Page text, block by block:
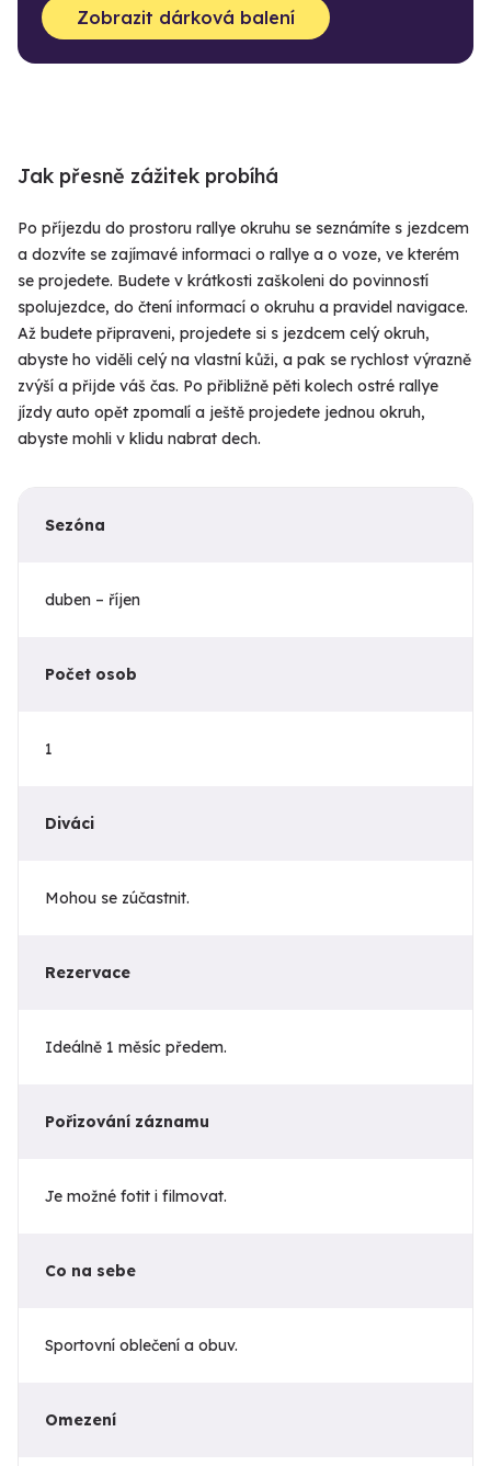
Zobrazit dárková balení
Jak přesně zážitek probíhá
Po příjezdu do prostoru rallye okruhu se seznámíte s jezdcem
a dozvíte se zajímavé informaci o rallye a o voze, ve kterém
se projedete. Budete v krátkosti zaškoleni do povinností
spolujezdce, do čtení informací o okruhu a pravidel navigace.
Až budete připraveni, projedete si s jezdcem celý okruh,
abyste ho viděli celý na vlastní kůži, a pak se rychlost výrazně
zvýší a přijde váš čas. Po přibližně pěti kolech ostré rallye
jízdy auto opět zpomalí a ještě projedete jednou okruh,
abyste mohli v klidu nabrat dech.
Sezóna
duben – říjen
Počet osob
1
Diváci
Mohou se zúčastnit.
Rezervace
Ideálně 1 měsíc předem.
Pořizování záznamu
Je možné fotit i filmovat.
Co na sebe
Sportovní oblečení a obuv.
Omezení